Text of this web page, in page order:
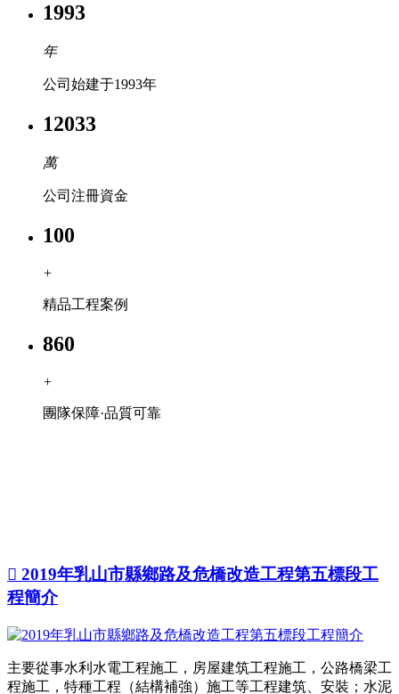
1993
年
公司始建于1993年
12033
萬
公司注冊資金
100
+
精品工程案例
860
+
團隊保障·品質可靠
 2019年乳山市縣鄉路及危橋改造工程第五標段工
程簡介
主要從事水利水電工程施工，房屋建筑工程施工，公路橋梁工
程施工，特種工程（結構補強）施工等工程建筑、安裝；水泥